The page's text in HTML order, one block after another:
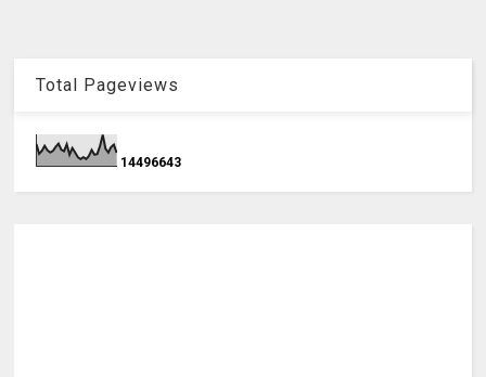
Total Pageviews
14496643